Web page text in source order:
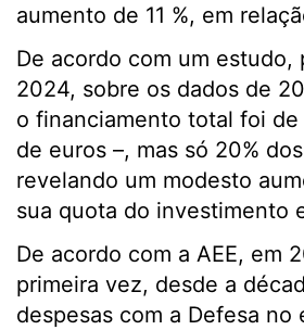
aumento de 11 %, em
De acordo com um estudo,
2024, sobre os dados de
o financiamento total foi de
de euros –, mas só 20%
revelando um modesto
sua quota do investimento
De acordo com a AEE, em
primeira vez, desde a
despesas com a Defesa no